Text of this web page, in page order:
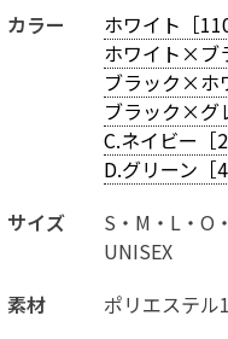
C.ネイビー［2800］
カラー
ホワイト［
ホワイト×ブ
ブラック×ホ
ブラック×グ
C.ネイビー［
D.グリーン［
サイズ
S・M・L・O
UNISEX
素材
ポリエステル